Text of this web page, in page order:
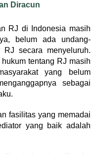
Diracun
RJ di Indonesia masih
belum ada undang-
secara menyeluruh.
tentang RJ masih
yang belum
sebagai
fasilitas yang memadai
yang baik adalah